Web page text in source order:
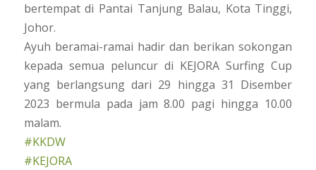
bertempat di Pantai Tanjung Balau, Kota Tinggi,
Johor.
Ayuh beramai-ramai hadir dan berikan sokongan
kepada semua peluncur di KEJORA Surfing Cup
yang berlangsung dari 29 hingga 31 Disember
2023 bermula pada jam 8.00 pagi hingga 10.00
malam.
#KKDW
#KEJORA